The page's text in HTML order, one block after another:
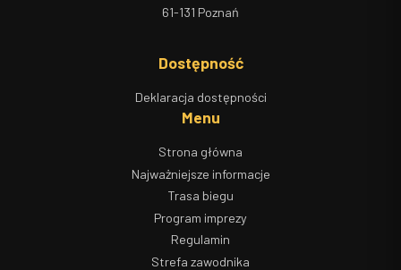
61-131 Poznań
Dostępność
Deklaracja dostępności
Menu
Strona główna
Najważniejsze informacje
Trasa biegu
Program imprezy
Regulamin
Strefa zawodnika